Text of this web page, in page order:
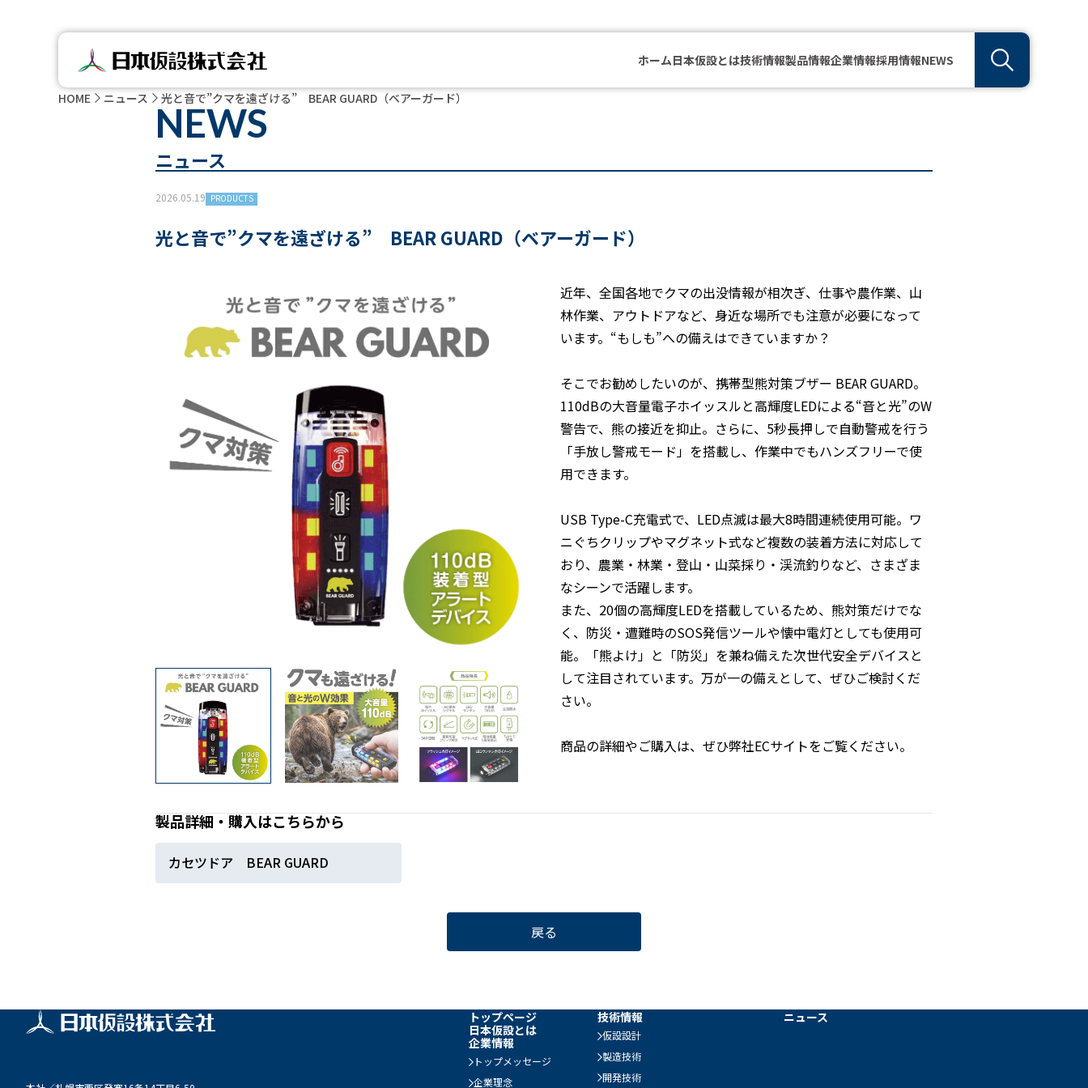
ホーム日本仮設とは技術情報製品情報企業情報採用情報NEWS
HOME ニュース 光と音で”クマを遠ざける” BEAR GUARD（ベアーガード）
NEWS
ニュース
2026.05.19 PRODUCTS
光と音で”クマを遠ざける” BEAR GUARD（ベアーガード）
近年、全国各地でクマの出没情報が相次ぎ、仕事や農作業、山
林作業、アウトドアなど、身近な場所でも注意が必要になって
います。“もしも”への備えはできていますか？
そこでお勧めしたいのが、携帯型熊対策ブザー BEAR GUARD。
110dBの大音量電子ホイッスルと高輝度LEDによる“音と光”のW
警告で、熊の接近を抑止。さらに、5秒長押しで自動警戒を行う
「手放し警戒モード」を搭載し、作業中でもハンズフリーで使
用できます。
USB Type-C充電式で、LED点滅は最大8時間連続使用可能。ワ
ニぐちクリップやマグネット式など複数の装着方法に対応して
おり、農業・林業・登山・山菜採り・渓流釣りなど、さまざま
なシーンで活躍します。
また、20個の高輝度LEDを搭載しているため、熊対策だけでな
く、防災・遭難時のSOS発信ツールや懐中電灯としても使用可
能。「熊よけ」と「防災」を兼ね備えた次世代安全デバイスと
して注目されています。万が一の備えとして、ぜひご検討くだ
さい。
商品の詳細やご購入は、ぜひ弊社ECサイトをご覧ください。
製品詳細・購入はこちらから
カセツドア BEAR GUARD
戻る
トップページ
日本仮設とは
企業情報
トップメッセージ
企業理念
技術情報
仮設設計
製造技術
開発技術
ニュース